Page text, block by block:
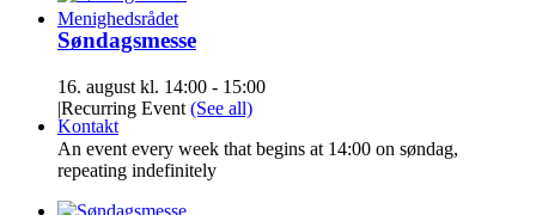
Menighedsrådet
Kontakt
Søndagsmesse
16. august kl. 14:00 - 15:00
|Recurring Event (See all)
An event every week that begins at 14:00 on søndag,
repeating indefinitely